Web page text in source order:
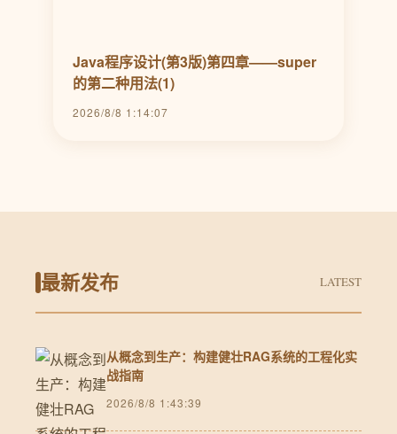
Java程序设计(第3版)第四章——super
的第二种用法(1)
2026/8/8 1:14:07
最新发布 LATEST
从概念到生产：构建健壮RAG系统的工程化实
战指南
2026/8/8 1:43:39